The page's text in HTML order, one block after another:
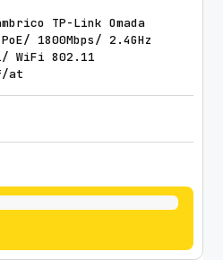
TP-Link Omada
1800Mbps/ 2.4GHz
WiFi 802.11
at